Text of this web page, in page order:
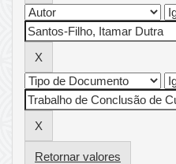
Retornar valores